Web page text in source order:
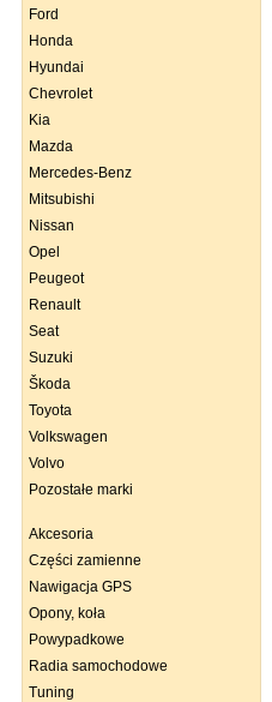
Ford
Honda
Hyundai
Chevrolet
Kia
Mazda
Mercedes-Benz
Mitsubishi
Nissan
Opel
Peugeot
Renault
Seat
Suzuki
Škoda
Toyota
Volkswagen
Volvo
Pozostałe marki
Akcesoria
Części zamienne
Nawigacja GPS
Opony, koła
Powypadkowe
Radia samochodowe
Tuning